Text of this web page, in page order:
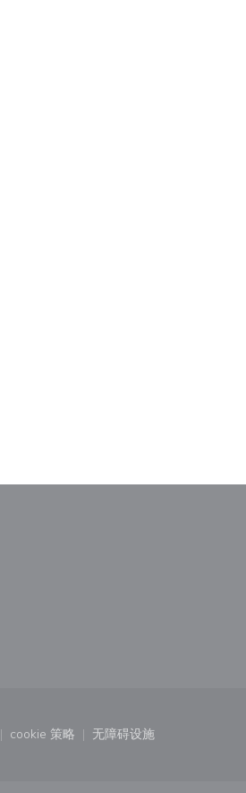
中打开))
cookie 策略
((在新窗口中打开))
无障碍设施
((在新窗口中打开))